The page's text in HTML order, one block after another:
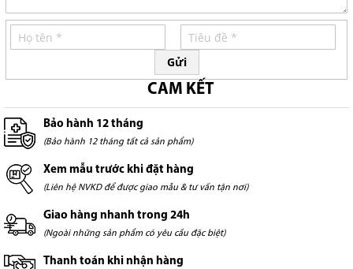
Gửi
CAM KẾT
Bảo hành 12 tháng
(Bảo hành 12 tháng tất cả sản phẩm)
Xem mẫu trước khi đặt hàng
(Liên hệ NVKD để được giao mẫu & tư vấn tận nơi)
Giao hàng nhanh trong 24h
(Ngoài những sản phẩm có yêu cầu đặc biệt)
Thanh toán khi nhận hàng